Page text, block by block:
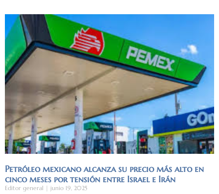
Petróleo mexicano alcanza su precio más alto en
cinco meses por tensión entre Israel e Irán
Editor general junio 19, 2025